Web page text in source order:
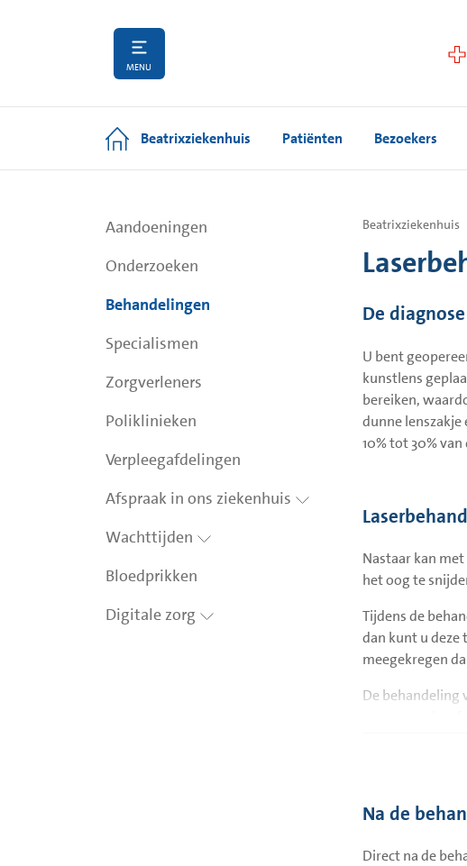
MENU
Beatrixziekenhuis Patiënten Bezoekers
Aandoeningen
Onderzoeken
Behandelingen
Specialismen
Zorgverleners
Poliklinieken
Verpleegafdelingen
Afspraak in ons ziekenhuis
Wachttijden
Bloedprikken
Digitale zorg
Beatrixziekenhuis
De diagnose
U bent
kunstlens
bereiken,
dunne
10% tot 30%
Nastaar kan
het oog te
Tijdens de
dan kunt u deze
meegekregen
De behandeling
oog. Hierdoor
Na de
Direct na de